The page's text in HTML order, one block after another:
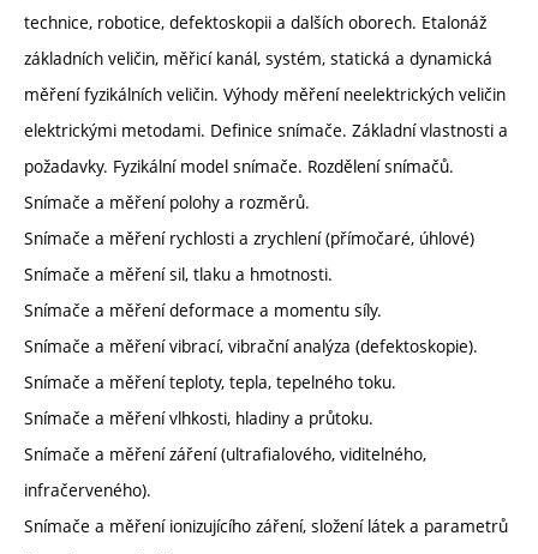
technice, robotice, defektoskopii a dalších oborech. Etalonáž
základních veličin, měřicí kanál, systém, statická a dynamická
měření fyzikálních veličin. Výhody měření neelektrických veličin
elektrickými metodami. Definice snímače. Základní vlastnosti a
požadavky. Fyzikální model snímače. Rozdělení snímačů.
Snímače a měření polohy a rozměrů.
Snímače a měření rychlosti a zrychlení (přímočaré, úhlové)
Snímače a měření sil, tlaku a hmotnosti.
Snímače a měření deformace a momentu síly.
Snímače a měření vibrací, vibrační analýza (defektoskopie).
Snímače a měření teploty, tepla, tepelného toku.
Snímače a měření vlhkosti, hladiny a průtoku.
Snímače a měření záření (ultrafialového, viditelného,
infračerveného).
Snímače a měření ionizujícího záření, složení látek a parametrů